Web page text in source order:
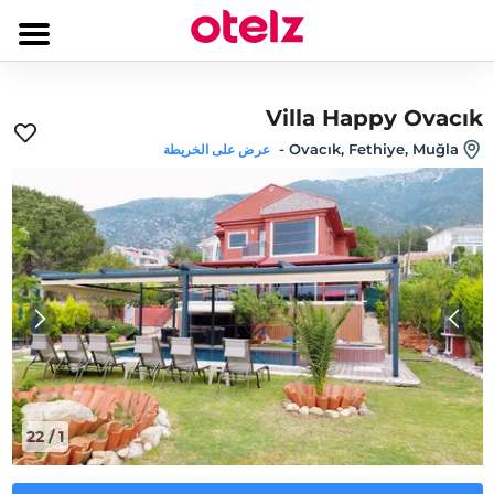
Villa Happy Ovacık
Ovacık, Fethiye, Muğla
- عرض على الخريطة
1
/
22